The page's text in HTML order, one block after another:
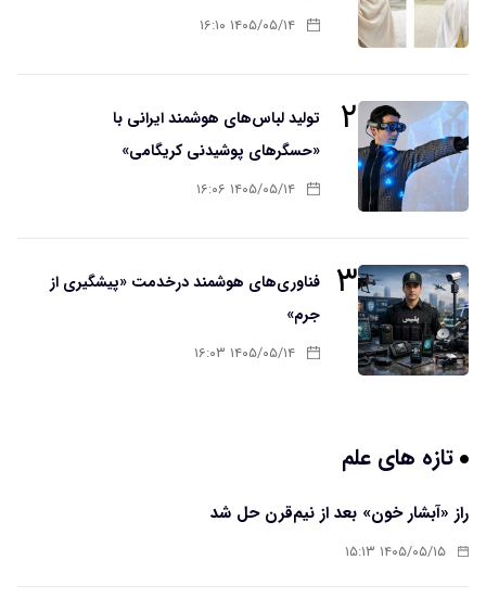
۱۴۰۵/۰۵/۱۴ ۱۶:۱۰
۲
تولید لباس‌های هوشمند ایرانی با
«حسگرهای پوشیدنی کریگامی»
۱۴۰۵/۰۵/۱۴ ۱۶:۰۶
۳
فناوری‌های هوشمند درخدمت «پیشگیری از
جرم»
۱۴۰۵/۰۵/۱۴ ۱۶:۰۳
تازه های علم
راز «آبشار خون» بعد از نیم‌قرن حل شد
۱۴۰۵/۰۵/۱۵ ۱۵:۱۳